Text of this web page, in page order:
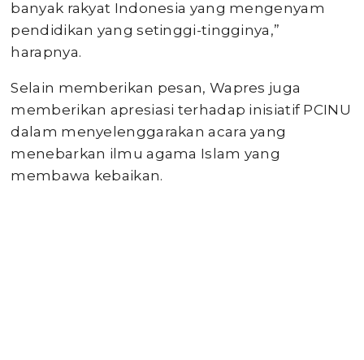
banyak rakyat Indonesia yang mengenyam
pendidikan yang setinggi-tingginya,”
harapnya.
Selain memberikan pesan, Wapres juga
memberikan apresiasi terhadap inisiatif PCINU
dalam menyelenggarakan acara yang
menebarkan ilmu agama Islam yang
membawa kebaikan.